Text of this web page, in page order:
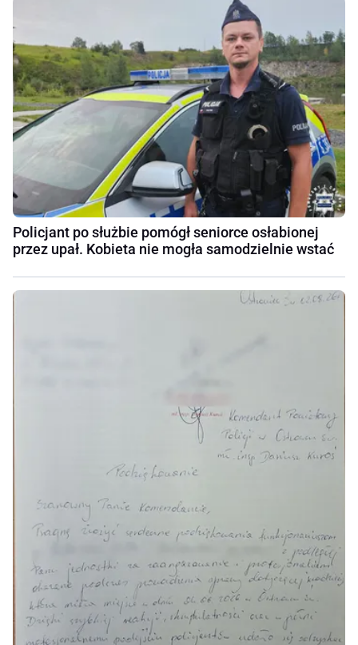
Policjant po służbie pomógł seniorce osłabionej
przez upał. Kobieta nie mogła samodzielnie wstać